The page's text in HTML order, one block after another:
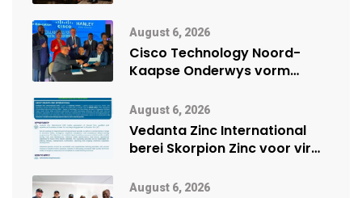
Namibië Mynbou Ekspo
August 6, 2026
Cisco Technology Noord-
Kaapse Onderwys vorm
vennootskap
August 6, 2026
Vedanta Zinc International
berei Skorpion Zinc voor vir
August 6, 2026